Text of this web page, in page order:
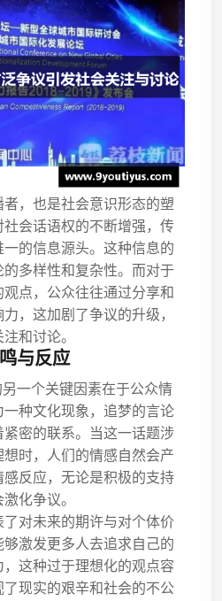
，也是社会意识形态的塑
会话语权的不断增强，传
的信息源头。这种信息的
多样性和复杂性。而对于
点，公众往往通过分享和
，这加剧了争议的升级，
和讨论。
与反应
一个关键因素在于公众情
种文化现象，追梦的言论
密的联系。当这一话题涉
时，人们的情感自然会产
反应，无论是积极的支持
化争议。
对未来的期许与对个体价
激发更多人去追求自己的
这种过于理想化的观点容
现实的艰辛和社会的不公